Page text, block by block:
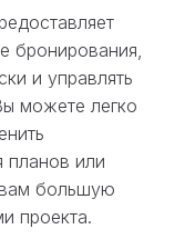
бронирования,
и управлять
можете легко
планов или
вам большую
проекта.